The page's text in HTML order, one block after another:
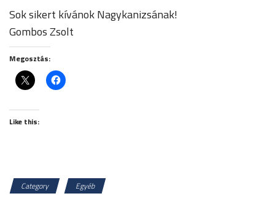
Sok sikert kívánok Nagykanizsának!
Gombos Zsolt
Megosztás:
Like this:
Category Egyéb